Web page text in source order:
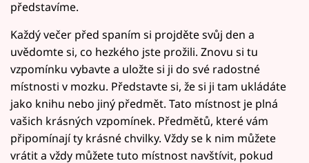
představíme.
Každý večer před spaním si projděte svůj den a
uvědomte si, co hezkého jste prožili. Znovu si tu
vzpomínku vybavte a uložte si ji do své radostné
místnosti v mozku. Představte si, že si ji tam ukládáte
jako knihu nebo jiný předmět. Tato místnost je plná
vašich krásných vzpomínek. Předmětů, které vám
připomínají ty krásné chvilky. Vždy se k nim můžete
vrátit a vždy můžete tuto místnost navštívit, pokud